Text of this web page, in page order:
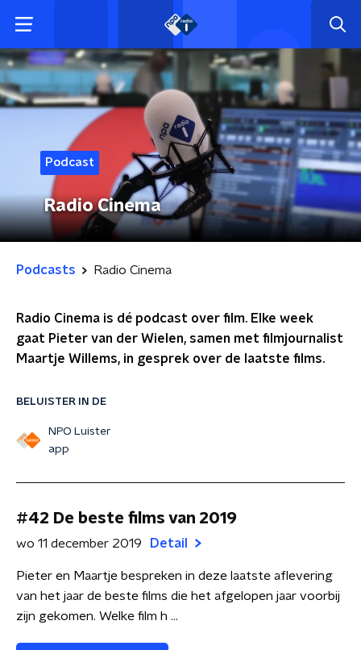
Podcast
Radio Cinema
Podcasts Radio Cinema
Radio Cinema is dé podcast over film. Elke week
gaat Pieter van der Wielen, samen met filmjournalist
Maartje Willems, in gesprek over de laatste films.
BELUISTER IN DE
NPO Luister
app
#42 De beste films van 2019
wo 11 december 2019 Detail
Pieter en Maartje bespreken in deze laatste aflevering
van het jaar de beste films die het afgelopen jaar voorbij
zijn gekomen. Welke film h ...